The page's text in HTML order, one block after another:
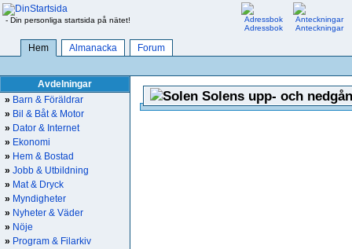
- Din personliga startsida på nätet!
Adressbok
Anteckningar
Hem Almanacka Forum
Avdelningar
» Barn & Föräldrar
» Bil & Båt & Motor
» Dator & Internet
» Ekonomi
» Hem & Bostad
» Jobb & Utbildning
» Mat & Dryck
» Myndigheter
» Nyheter & Väder
» Nöje
» Program & Filarkiv
Solens upp- och